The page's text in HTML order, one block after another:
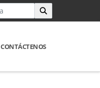
CONTÁCTENOS